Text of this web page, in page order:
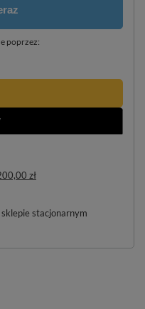
poprzez:
zł
stacjonarnym